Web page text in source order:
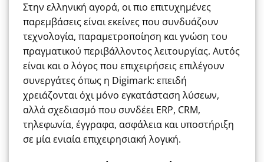
Στην ελληνική αγορά, οι πιο επιτυχημένες
παρεμβάσεις είναι εκείνες που συνδυάζουν
τεχνολογία, παραμετροποίηση και γνώση του
πραγματικού περιβάλλοντος λειτουργίας. Αυτός
είναι και ο λόγος που επιχειρήσεις επιλέγουν
συνεργάτες όπως η Digimark: επειδή
χρειάζονται όχι μόνο εγκατάσταση λύσεων,
αλλά σχεδιασμό που συνδέει ERP, CRM,
τηλεφωνία, έγγραφα, ασφάλεια και υποστήριξη
σε μία ενιαία επιχειρησιακή λογική.